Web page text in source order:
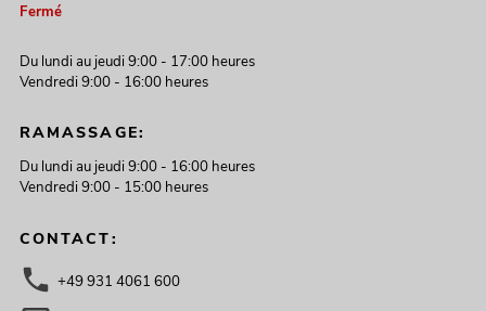
Fermé
Du lundi au jeudi 9:00 - 17:00 heures
Vendredi 9:00 - 16:00 heures
RAMASSAGE:
Du lundi au jeudi 9:00 - 16:00 heures
Vendredi 9:00 - 15:00 heures
CONTACT:
+49 931 4061 600